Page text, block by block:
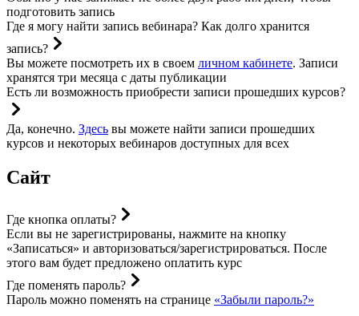
подготовить запись
Где я могу найти запись вебинара? Как долго хранится
запись?
Вы можете посмотреть их в своем личном кабинете. Записи
хранятся три месяца с даты публикации
Есть ли возможность приобрести записи прошедших курсов?
Да, конечно. Здесь вы можете найти записи прошедших
курсов и некоторых вебинаров доступных для всех
Сайт
Где кнопка оплаты?
Если вы не зарегистрированы, нажмите на кнопку
«Записаться» и авторизоваться/зарегистрироваться. После
этого вам будет предложено оплатить курс
Где поменять пароль?
Пароль можно поменять на странице «Забыли пароль?»